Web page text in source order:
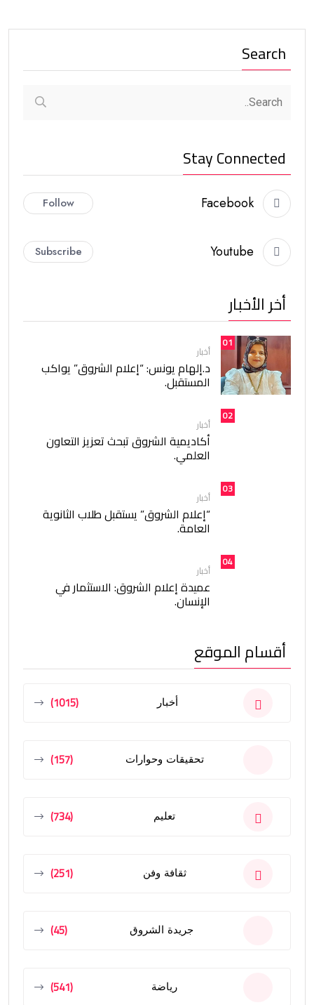
Search
Stay Connected
Facebook
Follow
Youtube
Subscribe
أخر الأخبار
01
أخبار
د.إلهام يونس: “إعلام الشروق” يواكب
المستقبل.
02
أخبار
أكاديمية الشروق تبحث تعزيز التعاون
العلمي.
03
أخبار
“إعلام الشروق” يستقبل طلاب الثانوية
العامة.
04
أخبار
عميدة إعلام الشروق: الاستثمار في
الإنسان.
أقسام الموقع
أخبار (1015)
تحقيقات وحوارات (157)
تعليم (734)
ثقافة وفن (251)
جريدة الشروق (45)
رياضة (541)